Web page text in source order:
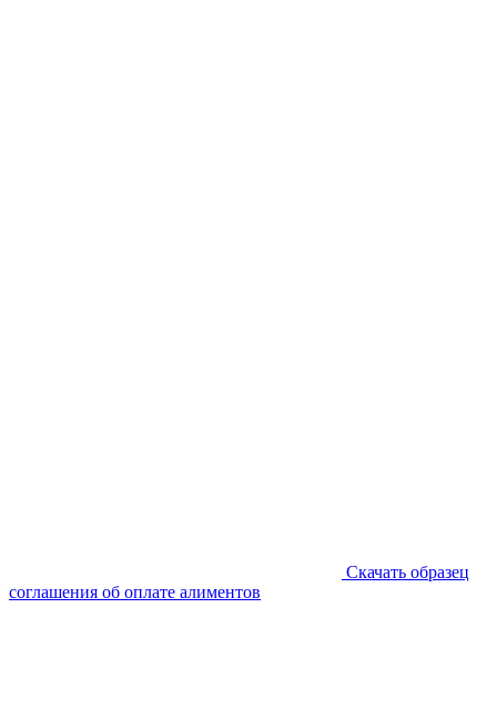
Скачать образец
соглашения об оплате алиментов